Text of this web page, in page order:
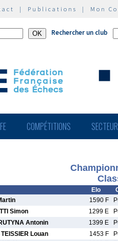
| Publications | Mon
Rechercher un club
COMPÉTITIONS
Elo
1590 F
Simon 1299 E
Antonin 1399 E
Louan 1453 F